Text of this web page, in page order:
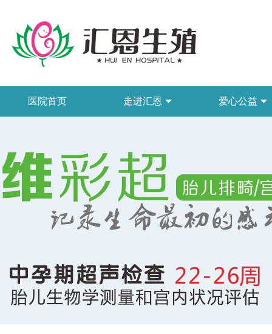
医院首页 走进汇恩 爱心公益